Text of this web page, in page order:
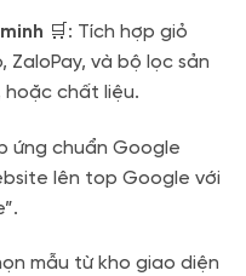
🛒: Tích hợp giỏ
ZaloPay, và bộ lọc sản
chất liệu.
ứng chuẩn Google
lên top Google với
mẫu từ kho giao diện